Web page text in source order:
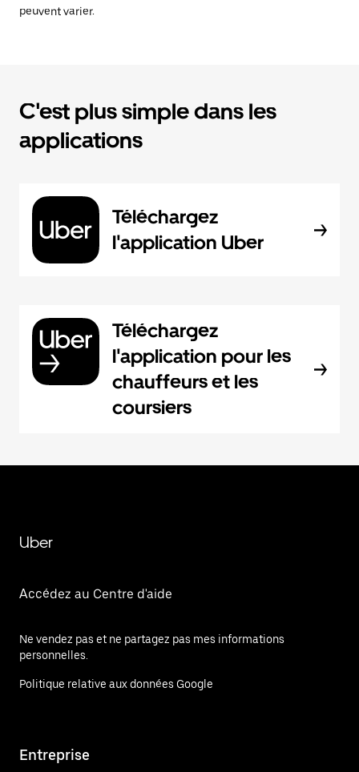
peuvent varier.
C'est plus simple dans les
applications
Téléchargez
l'application Uber
Téléchargez
l'application pour les
chauffeurs et les
coursiers
Uber
Accédez au Centre d'aide
Ne vendez pas et ne partagez pas mes informations
personnelles.
Politique relative aux données Google
Entreprise